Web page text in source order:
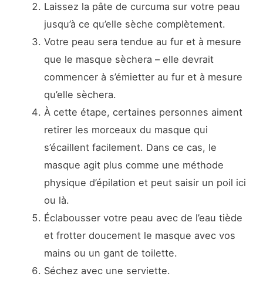
Laissez la pâte de curcuma sur votre peau
jusqu’à ce qu’elle sèche complètement.
Votre peau sera tendue au fur et à mesure
que le masque sèchera – elle devrait
commencer à s’émietter au fur et à mesure
qu’elle sèchera.
À cette étape, certaines personnes aiment
retirer les morceaux du masque qui
s’écaillent facilement. Dans ce cas, le
masque agit plus comme une méthode
physique d’épilation et peut saisir un poil ici
ou là.
Éclabousser votre peau avec de l’eau tiède
et frotter doucement le masque avec vos
mains ou un gant de toilette.
Séchez avec une serviette.